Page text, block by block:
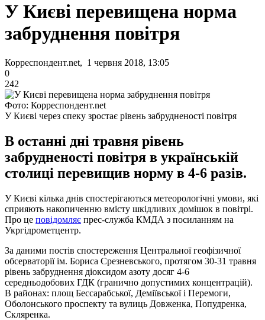
У Києві перевищена норма
забруднення повітря
Корреспондент.net, 1 червня 2018, 13:05
0
242
Фото: Корреспондент.net
У Києві через спеку зростає рівень забрудненості повітря
В останні дні травня рівень
забрудненості повітря в українській
столиці перевищив норму в 4-6 разів.
У Києві кілька днів спостерігаються метеорологічні умови, які
сприяють накопиченню вмісту шкідливих домішок в повітрі.
Про це повідомляє прес-служба КМДА з посиланням на
Укргідрометцентр.
За даними постів спостереження Центральної геофізичної
обсерваторії ім. Бориса Срезневського, протягом 30-31 травня
рівень забруднення діоксидом азоту досяг 4-6
середньодобових ГДК (гранично допустимих концентрацій).
В районах: площ Бессарабської, Деміївської і Перемоги,
Оболонського проспекту та вулиць Довженка, Попудренка,
Скляренка.